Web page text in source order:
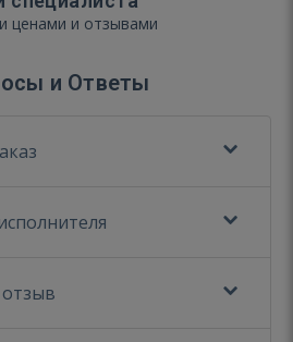
ценами и отзывами
и Ответы